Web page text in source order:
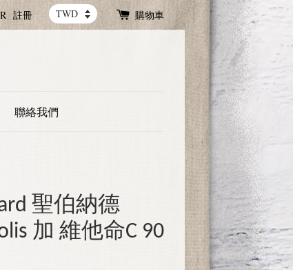
註冊 購物車
聯絡我們
聖伯納德
加 維他命C 90